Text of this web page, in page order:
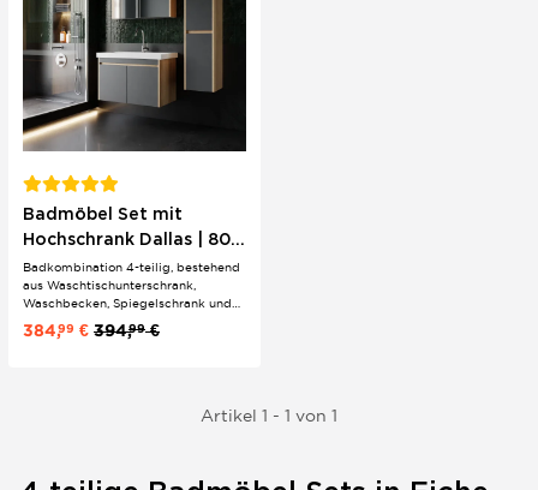
Badmöbel Set mit
Hochschrank Dallas | 80
cm | Eichenholz &
Anthrazit
Badkombination 4-teilig, bestehend
aus Waschtischunterschrank,
Waschbecken, Spiegelschrank und
anmutendes Badezimmermöbel-Set.
384,99 € 394,99€
Artikel 1 - 1 von 1